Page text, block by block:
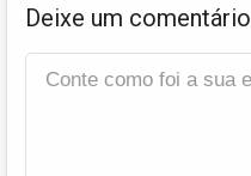
Deixe um comentário